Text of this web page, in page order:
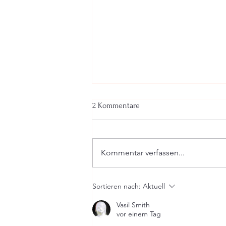
Manifestieren ohne Bilder – wie
Aphantasie meine Selbstführung
verändert
2 Kommentare
Kommentar verfassen...
Sortieren nach: Aktuell
Vasil Smith
vor einem Tag